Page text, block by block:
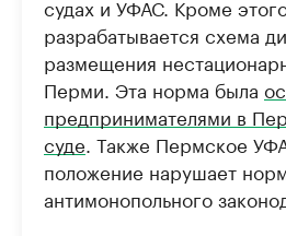
судах и УФАС. Кроме
разрабатывается схема
размещения
Перми. Эта норма была
предпринимателями в
суде . Также Пермское
положение нарушает
антимонопольного